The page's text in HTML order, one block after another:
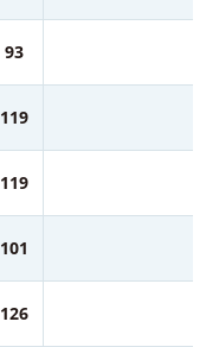
93
119
119
101
126